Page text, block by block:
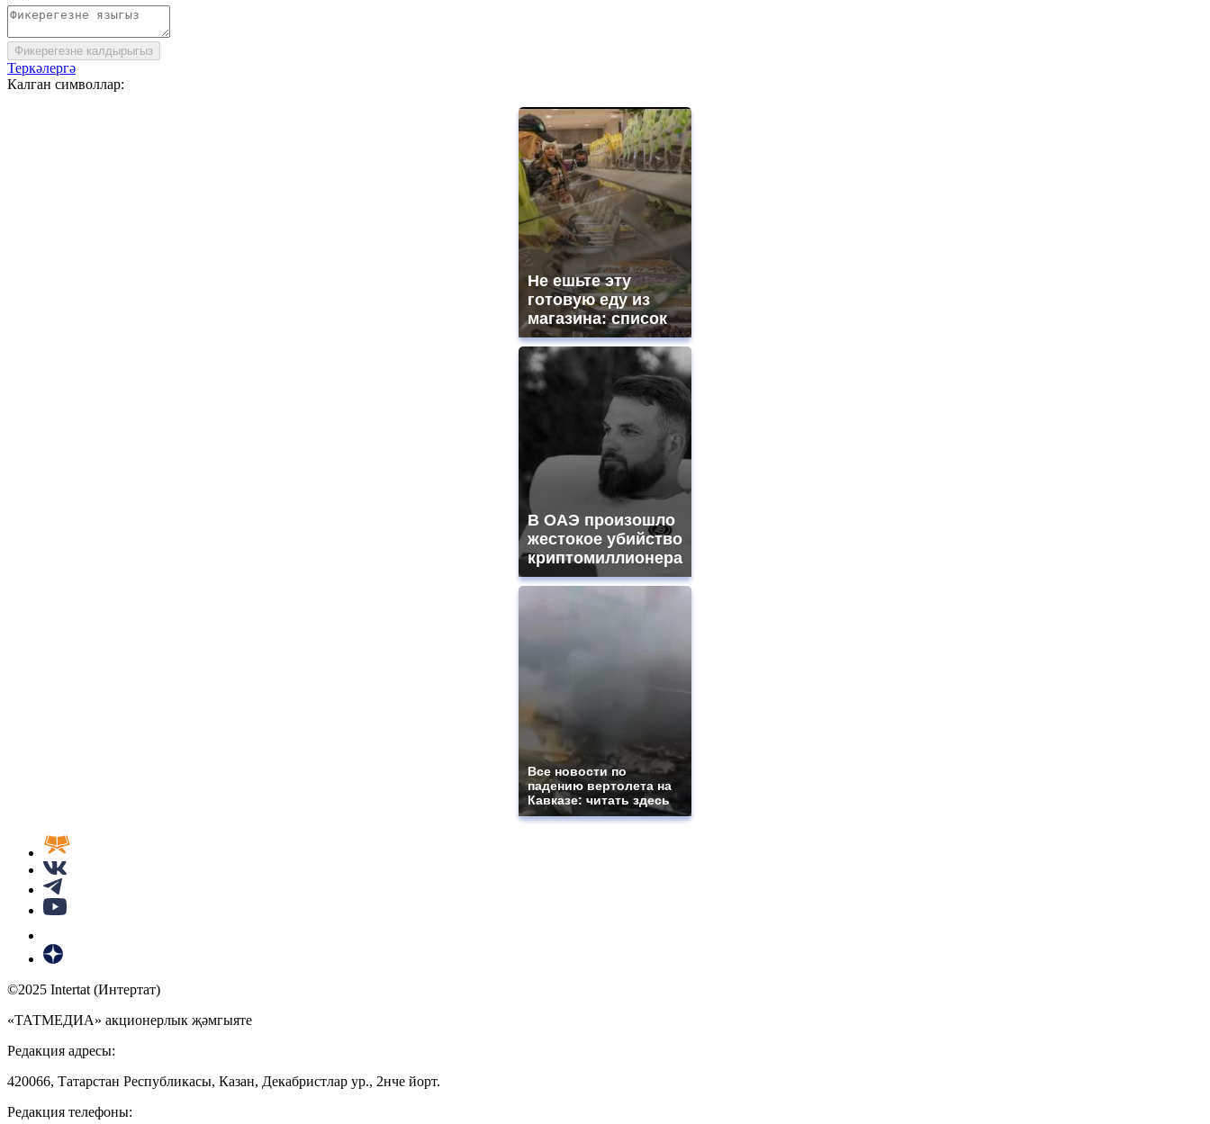
Фикерегезне калдырыгыз
Теркәлергә
Калган символлар:
Не ешьте эту
готовую еду из
магазина: список
В ОАЭ произошло
жестокое убийство
криптомиллионера
Все новости по
падению вертолета на
Кавказе: читать здесь
©2025 Intertat (Интертат)
«ТАТМЕДИА» акционерлык җәмгыяте
Редакция адресы:
420066, Татарстан Республикасы, Казан, Декабристлар ур., 2нче йорт.
Редакция телефоны: